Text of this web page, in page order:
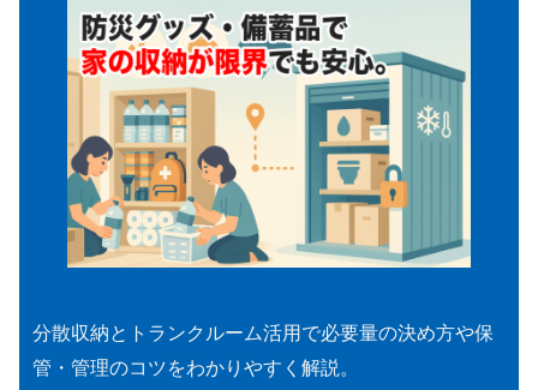
分散収納とトランクルーム活用で必要量の決め方や保
管・管理のコツをわかりやすく解説。